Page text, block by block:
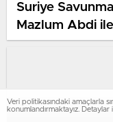
Suriye Savunma
Mazlum Abdi ile
Veri politikasındaki amaçlarla
konumlandırmaktayız. Detaylar